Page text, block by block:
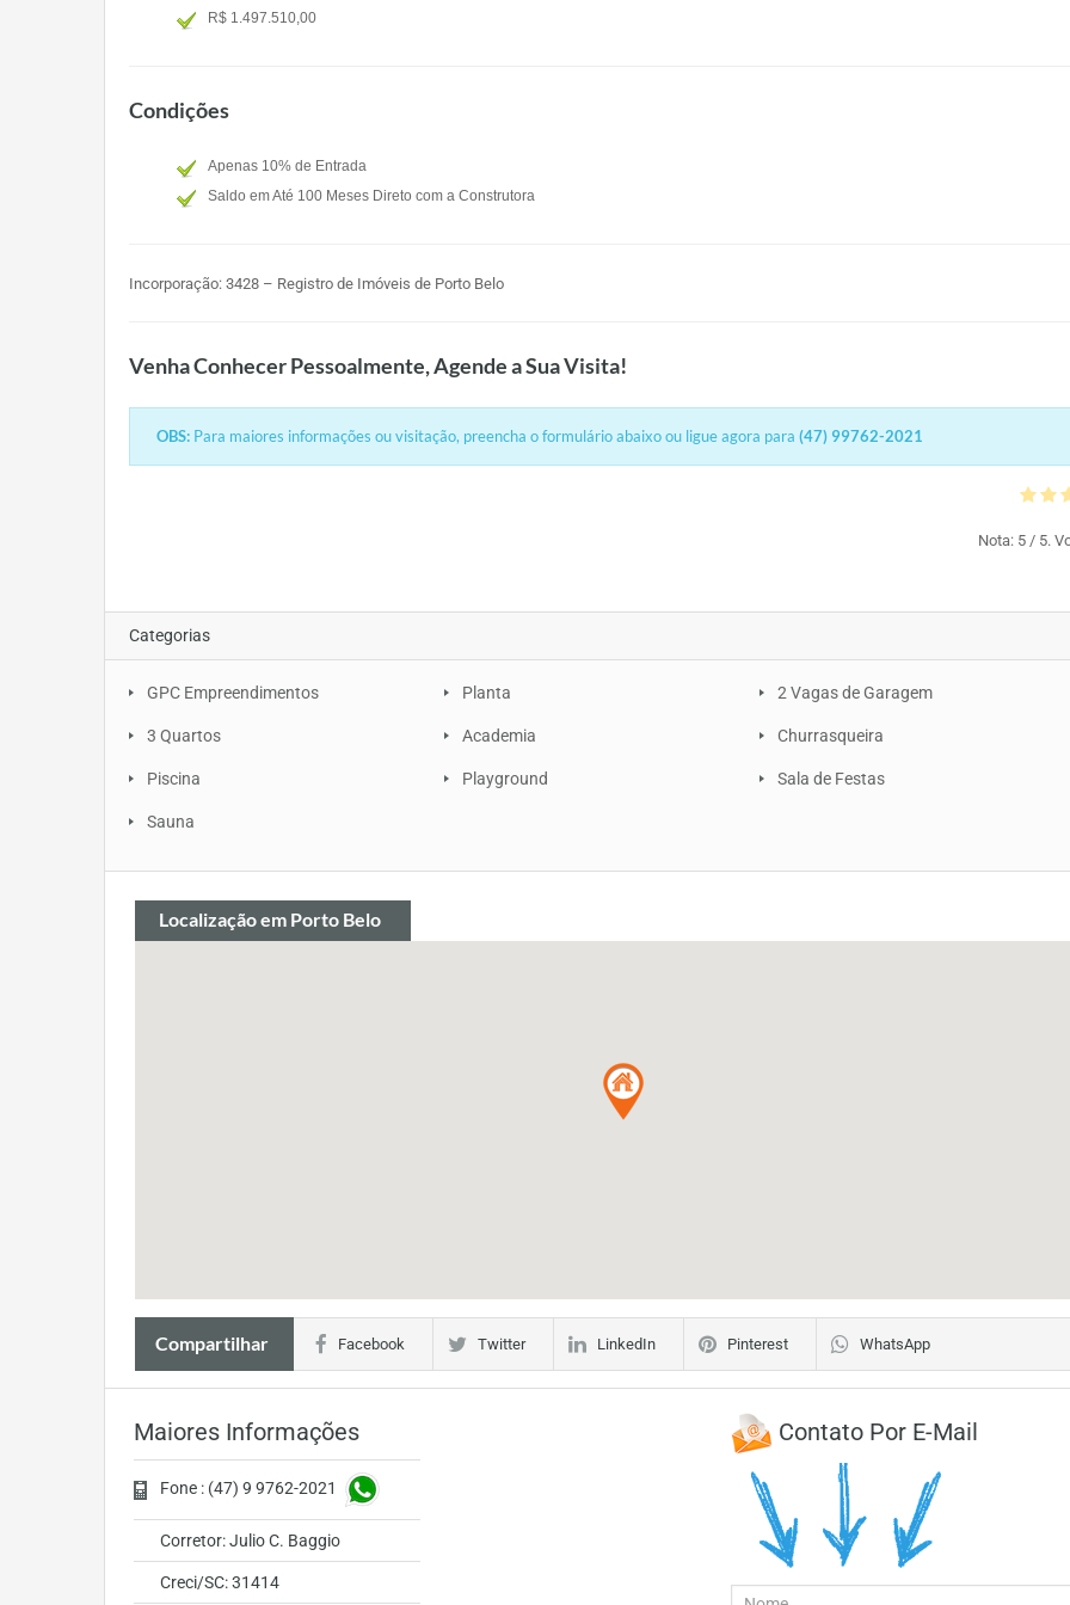
R$ 1.497.510,00
Condições
Apenas 10% de Entrada
Saldo em Até 100 Meses Direto com a Construtora
Incorporação: 3428 – Registro de Imóveis de Porto Belo
Venha Conhecer Pessoalmente, Agende a Sua Visita!
OBS: Para maiores informações ou visitação, preencha o formulário abaixo ou ligue agora para (47) 99762-2021
Nota: 5 / 5.
Categorias
GPC Empreendimentos Planta 2 Vagas de Garagem
3 Quartos Academia Churrasqueira
Piscina Playground Sala de Festas
Sauna
Localizaçãoem Porto Belo
Compartilhar Facebook Twitter LinkedIn Pinterest WhatsApp
Maiores Informações
Fone : (47) 9 9762-2021
Corretor: Julio C. Baggio
Creci/SC: 31414
Contato Por E-Mail